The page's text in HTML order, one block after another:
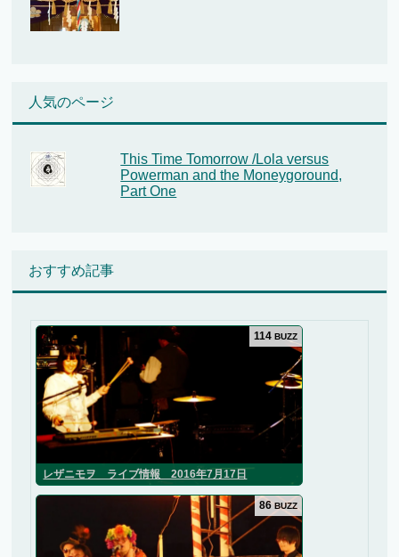
人気のページ
This Time Tomorrow /Lola versus
Powerman and the Moneygoround,
Part One
おすすめ記事
レザニモヲ ライブ情報 2016年7月17日
114 BUZZ
86 BUZZ